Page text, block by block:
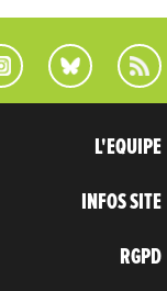
L'EQUIPE
INFOS SITE
RGPD